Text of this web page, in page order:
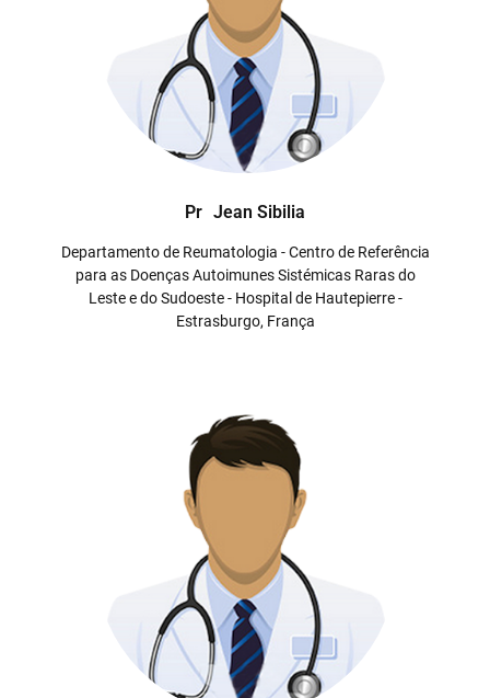
Pr Jean Sibilia
Departamento de Reumatologia - Centro de Referência
para as Doenças Autoimunes Sistémicas Raras do
Leste e do Sudoeste - Hospital de Hautepierre -
Estrasburgo, França